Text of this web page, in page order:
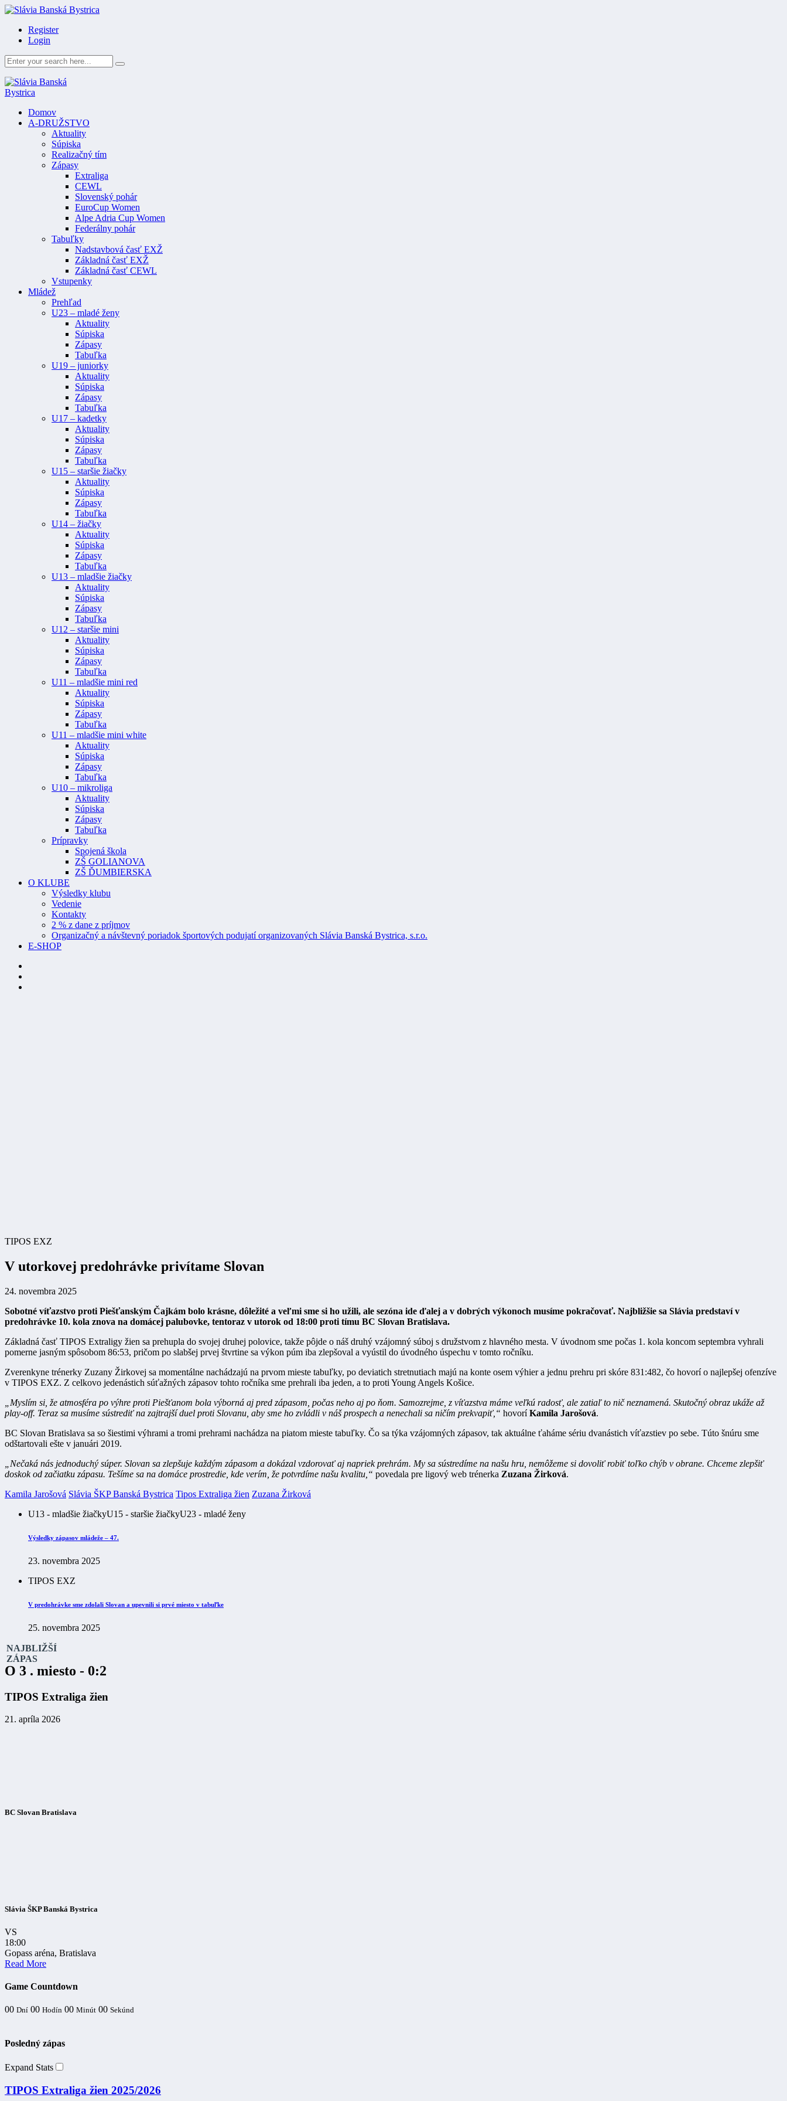
Register
Login
Domov
A-DRUŽSTVO
Aktuality
Súpiska
Realizačný tím
Zápasy
Extraliga
CEWL
Slovenský pohár
EuroCup Women
Alpe Adria Cup Women
Federálny pohár
Tabuľky
Nadstavbová časť EXŽ
Základná časť EXŽ
Základná časť CEWL
Vstupenky
Mládež
Prehľad
U23 – mladé ženy
Aktuality
Súpiska
Zápasy
Tabuľka
U19 – juniorky
Aktuality
Súpiska
Zápasy
Tabuľka
U17 – kadetky
Aktuality
Súpiska
Zápasy
Tabuľka
U15 – staršie žiačky
Aktuality
Súpiska
Zápasy
Tabuľka
U14 – žiačky
Aktuality
Súpiska
Zápasy
Tabuľka
U13 – mladšie žiačky
Aktuality
Súpiska
Zápasy
Tabuľka
U12 – staršie mini
Aktuality
Súpiska
Zápasy
Tabuľka
U11 – mladšie mini red
Aktuality
Súpiska
Zápasy
Tabuľka
U11 – mladšie mini white
Aktuality
Súpiska
Zápasy
Tabuľka
U10 – mikroliga
Aktuality
Súpiska
Zápasy
Tabuľka
Prípravky
Spojená škola
ZŠ GOLIANOVA
ZŠ ĎUMBIERSKA
O KLUBE
Výsledky klubu
Vedenie
Kontakty
2 % z dane z príjmov
Organizačný a návštevný poriadok športových podujatí organizovaných Slávia Banská Bystrica, s.r.o.
E-SHOP
TIPOS EXZ
V utorkovej predohrávke privítame Slovan
24. novembra 2025
Sobotné víťazstvo proti Piešťanským Čajkám bolo krásne, dôležité a veľmi sme si ho užili, ale sezóna ide ďalej a v dobrých výkonoch musíme pokračovať. Najbližšie sa Slávia predstaví v
predohrávke 10. kola znova na domácej palubovke, tentoraz v utorok od 18:00 proti tímu BC Slovan Bratislava.
Základná časť TIPOS Extraligy žien sa prehupla do svojej druhej polovice, takže pôjde o náš druhý vzájomný súboj s družstvom z hlavného mesta. V úvodnom sme počas 1. kola koncom septembra vyhrali
pomerne jasným spôsobom 86:53, pričom po slabšej prvej štvrtine sa výkon púm iba zlepšoval a vyústil do úvodného úspechu v tomto ročníku.
Zverenkyne trénerky Zuzany Žirkovej sa momentálne nachádzajú na prvom mieste tabuľky, po deviatich stretnutiach majú na konte osem výhier a jednu prehru pri skóre 831:482, čo hovorí o najlepšej ofenzíve
v TIPOS EXZ. Z celkovo jedenástich súťažných zápasov tohto ročníka sme prehrali iba jeden, a to proti Young Angels Košice.
„Myslím si, že atmosféra po výhre proti Piešťanom bola výborná aj pred zápasom, počas neho aj po ňom. Samozrejme, z víťazstva máme veľkú radosť, ale zatiaľ to nič neznamená. Skutočný obraz ukáže až
play-off. Teraz sa musíme sústrediť na zajtrajší duel proti Slovanu, aby sme ho zvládli v náš prospech a nenechali sa ničím prekvapiť,“ hovoríKamila Jarošová.
BC Slovan Bratislava sa so šiestimi výhrami a tromi prehrami nachádza na piatom mieste tabuľky. Čo sa týka vzájomných zápasov, tak aktuálne ťaháme sériu dvanástich víťazstiev po sebe. Túto šnúru sme
odštartovali ešte v januári 2019.
„Nečaká nás jednoduchý súper. Slovan sa zlepšuje každým zápasom a dokázal vzdorovať aj napriek prehrám. My sa sústredíme na našu hru, nemôžeme si dovoliť robiť toľko chýb v obrane. Chceme zlepšiť
doskok od začiatku zápasu. Tešíme sa na domáce prostredie, kde verím, že potvrdíme našu kvalitu,“ povedala pre ligový web trénerka Zuzana Žirková.
Kamila Jarošová Slávia ŠKP Banská Bystrica Tipos Extraliga žien Zuzana Žirková
U13 - mladšie žiačkyU15 - staršie žiačkyU23 - mladé ženy
Výsledky zápasov mládeže – 47.
23. novembra 2025
TIPOS EXZ
V predohrávke sme zdolali Slovan a upevnili si prvé miesto v tabuľke
25. novembra 2025
NAJBLIŽŠÍ
ZÁPAS
O 3 . miesto - 0:2
TIPOS Extraliga žien
21. apríla 2026
BC Slovan Bratislava
Slávia ŠKP Banská Bystrica
VS
18:00
Gopass aréna, Bratislava
Read More
Game Countdown
00 Dní 00 Hodín 00 Minút 00 Sekúnd
Posledný zápas
Expand Stats
TIPOS Extraliga žien 2025/2026